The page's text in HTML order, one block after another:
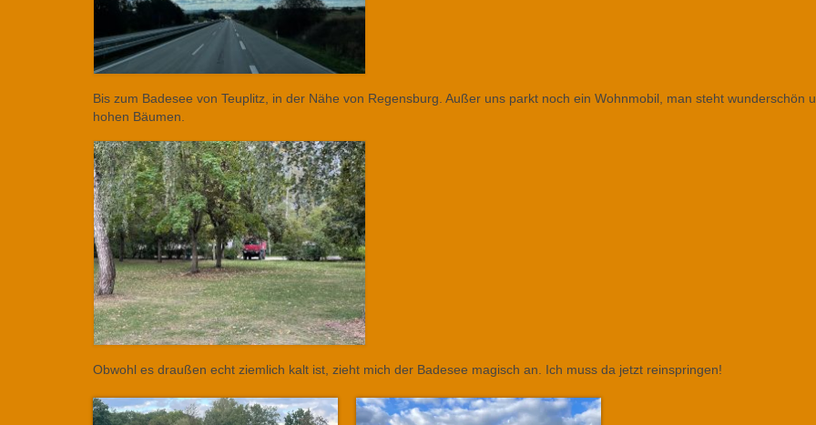
Bis zum Badesee von Teuplitz, in der Nähe von Regensburg. Außer uns parkt noch ein Wohnmobil, man steht wunderschön
hohen Bäumen.
Obwohl es draußen echt ziemlich kalt ist, zieht mich der Badesee magisch an. Ich muss da jetzt reinspringen!